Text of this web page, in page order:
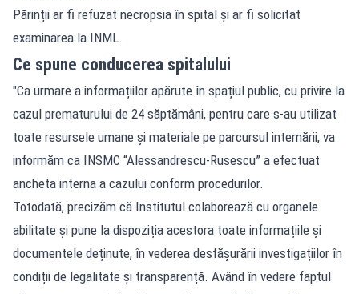
Părinții ar fi refuzat necropsia în spital și ar fi solicitat
examinarea la INML.
Ce spune conducerea spitalului
"Ca urmare a informațiilor apărute în spațiul public, cu privire la
cazul prematurului de 24 săptămâni, pentru care s-au utilizat
toate resursele umane și materiale pe parcursul internării, va
informăm ca INSMC “Alessandrescu-Rusescu” a efectuat
ancheta interna a cazului conform procedurilor.
Totodată, precizăm că Institutul colaborează cu organele
abilitate și pune la dispoziția acestora toate informațiile și
documentele deținute, în vederea desfășurării investigațiilor în
condiții de legalitate și transparență. Având în vedere faptul